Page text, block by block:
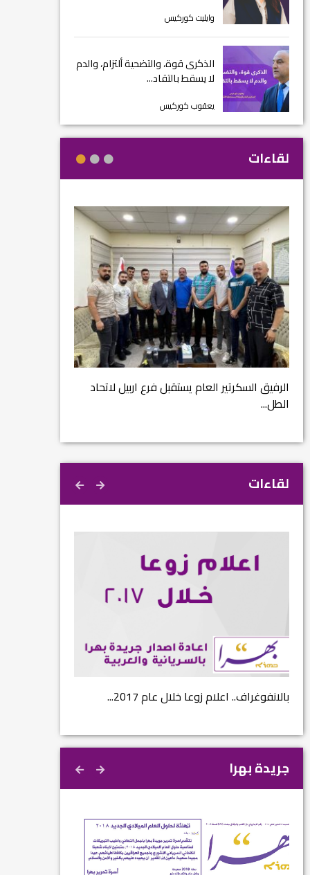
وايليت كوركيس
الذكرى قوة، والتضحية ألتزام، والدم
لا يسقط بالتقاد...
يعقوب كوركيس
لقاءات
مشروع إنقاذ مدينة النمرود الأثرية.. زوعا أورغ في
م...
لقاءات
نتائج الاستفتاء.. بين اعلان الموالاة والمعارضة...
جريدة بهرا